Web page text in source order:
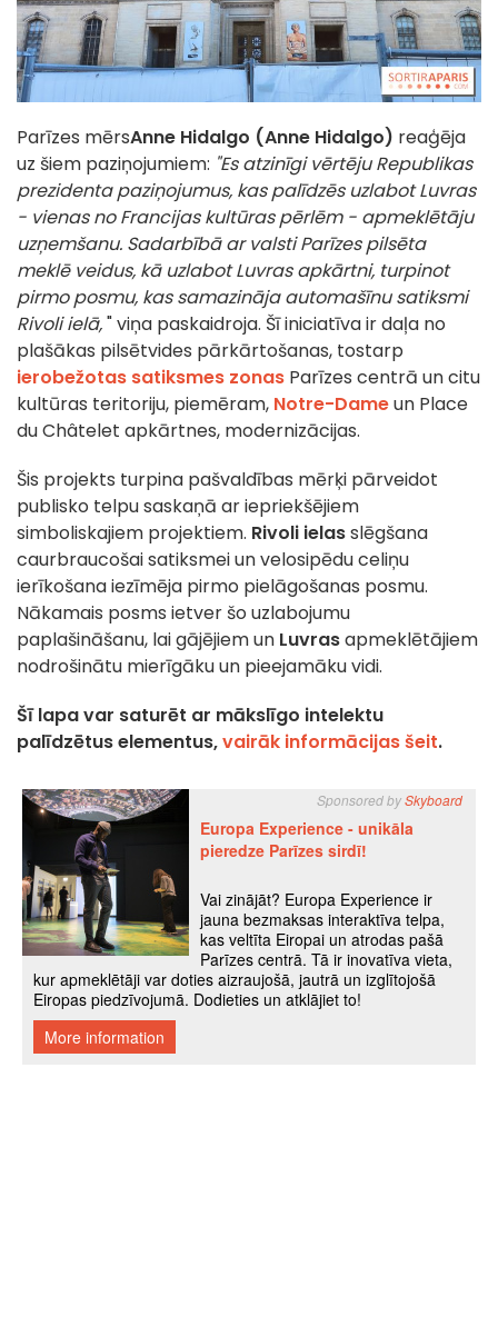
Parīzes mērsAnne Hidalgo (Anne Hidalgo) reaģēja
uz šiem paziņojumiem: "Es atzinīgi vērtēju Republikas
prezidenta paziņojumus, kas palīdzēs uzlabot Luvras
- vienas no Francijas kultūras pērlēm - apmeklētāju
uzņemšanu. Sadarbībā ar valsti Parīzes pilsēta
meklē veidus, kā uzlabot Luvras apkārtni, turpinot
pirmo posmu, kas samazināja automašīnu satiksmi
Rivoli ielā," viņa paskaidroja. Šī iniciatīva ir daļa no
plašākas pilsētvides pārkārtošanas, tostarp
ierobežotas satiksmes zonas Parīzes centrā un citu
kultūras teritoriju, piemēram, Notre-Dameun Place
du Châtelet apkārtnes, modernizācijas.
Šis projekts turpina pašvaldības mērķi pārveidot
publisko telpu saskaņā ar iepriekšējiem
simboliskajiem projektiem. Rivoli ielasslēgšana
caurbraucošai satiksmei un velosipēdu celiņu
ierīkošana iezīmēja pirmo pielāgošanas posmu.
Nākamais posms ietver šo uzlabojumu
paplašināšanu, lai gājējiem un Luvrasapmeklētājiem
nodrošinātu mierīgāku un pieejamāku vidi.
Šī lapa var saturēt ar mākslīgo intelektu
palīdzētus elementus,vairāk informācijas šeit.